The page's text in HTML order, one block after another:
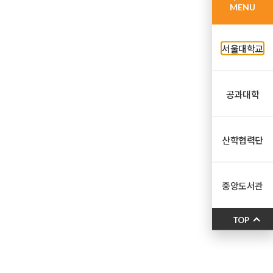
MENU
서울대학교
공과대학
산학협력단
중앙도서관
TOP